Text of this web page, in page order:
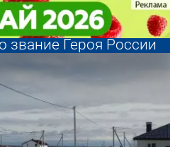
Майору Кустову
лет посмертно
звание Героя России
Майору Кустову
лет посмертно
звание Героя России
курсы
Пензе